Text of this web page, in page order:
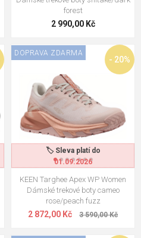
forest
2 990,00 Kč
🏷️ Sleva platí do
01.09.2026
- 20%
DOPRAVA ZDARMA
KEEN Targhee Apex WP Women
Dámské trekové boty cameo
rose/peach fuzz
2 872,00 Kč 3 590,00 Kč